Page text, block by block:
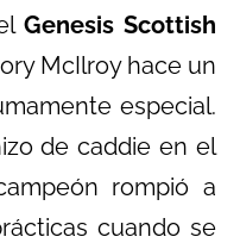
Genesis Scottish
McIlroy hace un
especial.
de caddie en el
rompió a
cuando se